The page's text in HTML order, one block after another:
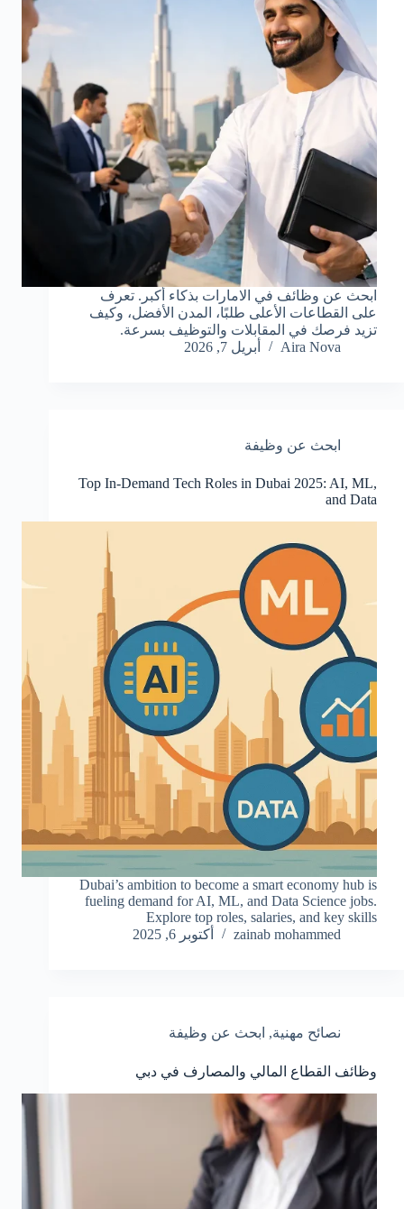
ابحث عن وظائف في الامارات بذكاء أكبر. تعرف
على القطاعات الأعلى طلبًا، المدن الأفضل، وكيف
تزيد فرصك في المقابلات والتوظيف بسرعة.
Aira Nova
أبريل 7, 2026
ابحث عن وظيفة
Top In-Demand Tech Roles in Dubai 2025: AI, ML,
and Data
Dubai’s ambition to become a smart economy hub is
fueling demand for AI, ML, and Data Science jobs.
Explore top roles, salaries, and key skills
zainab mohammed
أكتوبر 6, 2025
نصائح مهنية, ابحث عن وظيفة
وظائف القطاع المالي والمصارف في دبي